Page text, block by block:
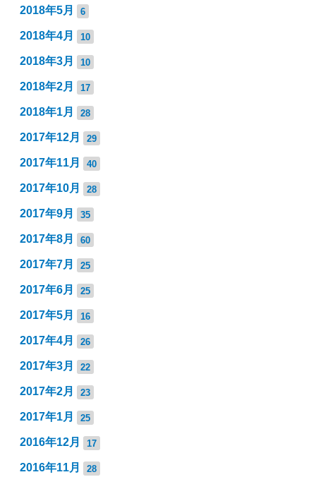
2018年5月 6
2018年4月 10
2018年3月 10
2018年2月 17
2018年1月 28
2017年12月 29
2017年11月 40
2017年10月 28
2017年9月 35
2017年8月 60
2017年7月 25
2017年6月 25
2017年5月 16
2017年4月 26
2017年3月 22
2017年2月 23
2017年1月 25
2016年12月 17
2016年11月 28